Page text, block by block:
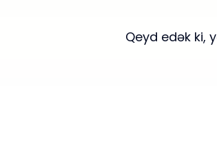
Qeyd edək ki,